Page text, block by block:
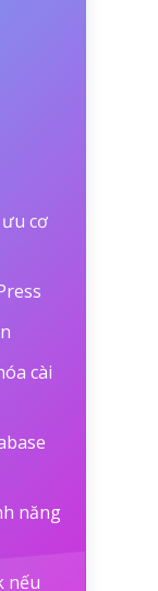
cơ
cài
năng
nếu